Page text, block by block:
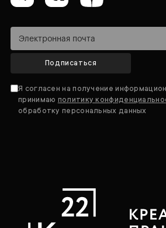
Подписаться
Я согласен на получение
принимаю политику
обработку персональных данных